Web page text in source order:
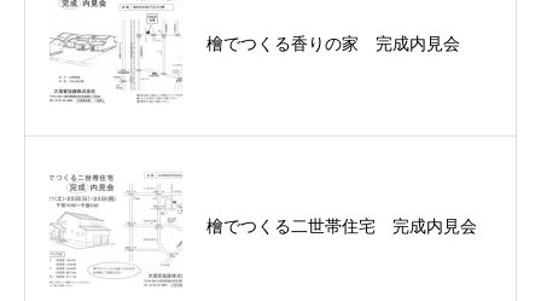
檜でつくる香りの家 完成内見会
檜でつくる二世帯住宅 完成内見会